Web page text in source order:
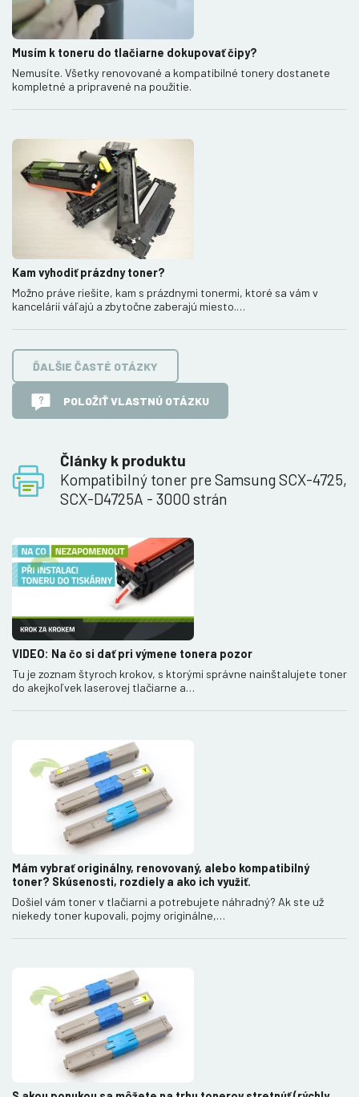
Články k produktu
Kompatibilný toner pre Samsung SCX-4725,
SCX-D4725A - 3000 strán
Musím k toneru do tlačiarne dokupovať čipy?
Nemusíte. Všetky renovované a kompatibilné tonery dostanete
kompletné a pripravené na použitie.
Kam vyhodiť prázdny toner?
Možno práve riešite, kam s prázdnymi tonermi, ktoré sa vám v
kancelárií váľajú a zbytočne zaberajú miesto.…
ĎALŠIE ČASTÉ OTÁZKY
POLOŽIŤ VLASTNÚ OTÁZKU
VIDEO: Na čo si dať pri výmene tonera pozor
Tu je zoznam štyroch krokov, s ktorými správne nainštalujete toner
do akejkoľvek laserovej tlačiarne a…
Mám vybrať originálny, renovovaný, alebo kompatibilný
toner? Skúsenosti, rozdiely a ako ich využiť.
Došiel vám toner v tlačiarni a potrebujete náhradný? Ak ste už
niekedy toner kupovali, pojmy originálne,…